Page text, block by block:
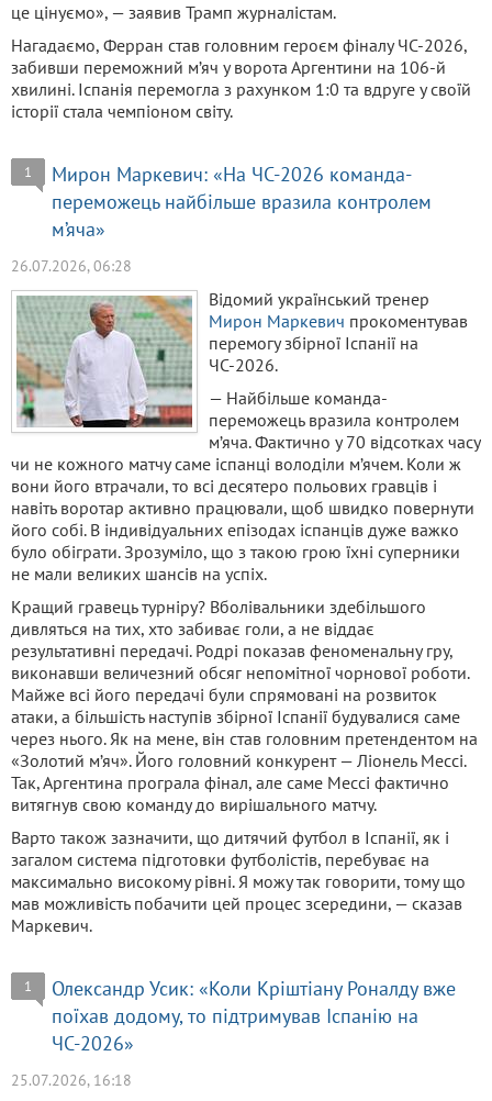
це цінуємо», — заявив Трамп журналістам.
Нагадаємо, Ферран став головним героєм фіналу ЧС-2026,
забивши переможний м’яч у ворота Аргентини на 106-й
хвилині. Іспанія перемогла з рахунком 1:0 та вдруге у своїй
історії стала чемпіоном світу.
1
Мирон Маркевич: «На ЧС-2026 команда-
переможець найбільше вразила контролем
м’яча»
26.07.2026, 06:28
Відомий український тренер
Мирон Маркевич прокоментував
перемогу збірної Іспанії на
ЧС-2026.
— Найбільше команда-
переможець вразила контролем
м’яча. Фактично у 70 відсотках часу
чи не кожного матчу саме іспанці володіли м’ячем. Коли ж
вони його втрачали, то всі десятеро польових гравців і
навіть воротар активно працювали, щоб швидко повернути
його собі. В індивідуальних епізодах іспанців дуже важко
було обіграти. Зрозуміло, що з такою грою їхні суперники
не мали великих шансів на успіх.
Кращий гравець турніру? Вболівальники здебільшого
дивляться на тих, хто забиває голи, а не віддає
результативні передачі. Родрі показав феноменальну гру,
виконавши величезний обсяг непомітної чорнової роботи.
Майже всі його передачі були спрямовані на розвиток
атаки, а більшість наступів збірної Іспанії будувалися саме
через нього. Як на мене, він став головним претендентом на
«Золотий м’яч». Його головний конкурент — Ліонель Мессі.
Так, Аргентина програла фінал, але саме Мессі фактично
витягнув свою команду до вирішального матчу.
Варто також зазначити, що дитячий футбол в Іспанії, як і
загалом система підготовки футболістів, перебуває на
максимально високому рівні. Я можу так говорити, тому що
мав можливість побачити цей процес зсередини, — сказав
Маркевич.
1
Олександр Усик: «Коли Кріштіану Роналду вже
поїхав додому, то підтримував Іспанію на
ЧС-2026»
25.07.2026, 16:18